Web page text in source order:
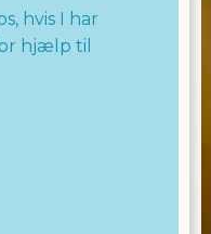
hvis I har
hjælp til